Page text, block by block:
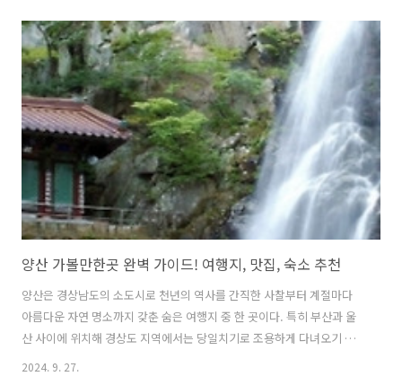
진 자연 명소들을 소개한다. 1. 시드니 오페라 하우스와 하버 브리지여름
의 시드니는 야외 활동과 해변을 즐기기에 좋은 날씨로 크리스마스 시즌
에 맞춰 도심 곳곳에서 화려한 장식과 조명들이 도시를 환하게 밝힌다.
호주를 대표하는 랜드마크인 시드니 오페라 하우스는 그 자체로도 멋진
건축물이지만 하버 브리지에서 바라보는 야경은 그야말로 압권이라 할
수 있다. 특히 12월 ..
양산 가볼만한곳 완벽 가이드! 여행지, 맛집, 숙소 추천
양산은 경상남도의 소도시로 천년의 역사를 간직한 사찰부터 계절마다
아름다운 자연 명소까지 갖춘 숨은 여행지 중 한 곳이다. 특히 부산과 울
산 사이에 위치해 경상도 지역에서는 당일치기로 조용하게 다녀오기 좋
2024. 9. 27.